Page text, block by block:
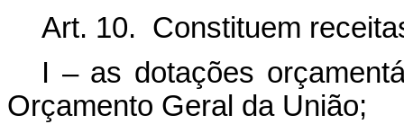
Art. 10. Constituem
I – as dotações
Orçamento Geral da União;